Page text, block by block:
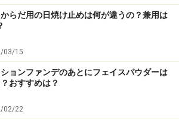
らだ用の日焼け止めは何が違うの？兼用は
03/15
ョンファンデのあとにフェイスパウダーは
おすすめは？
02/22